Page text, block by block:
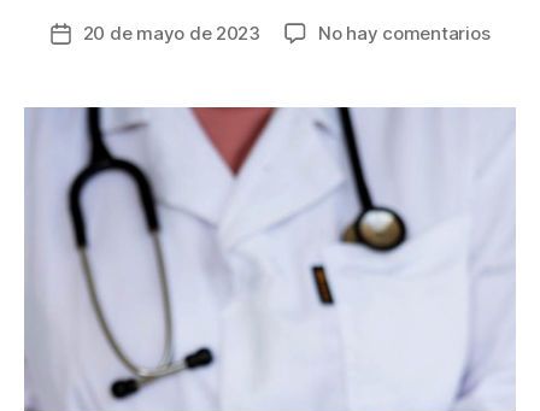
Fecha
entrada
20 de mayo de 2023 No hay comentariosen
la